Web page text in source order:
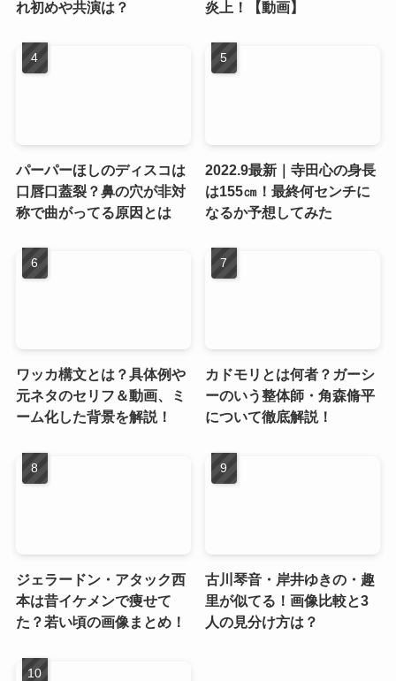
れ初めや共演は？ 炎上！【動画】
パーパーほしのディスコは
口唇口蓋裂？鼻の穴が非対
称で曲がってる原因とは
2022.9最新｜寺田心の身長
は155㎝！最終何センチに
なるか予想してみた
ワッカ構文とは？具体例や
元ネタのセリフ＆動画、ミ
ーム化した背景を解説！
カドモリとは何者？ガーシ
ーのいう整体師・角森脩平
について徹底解説！
ジェラードン・アタック西
本は昔イケメンで痩せて
た？若い頃の画像まとめ！
古川琴音・岸井ゆきの・趣
里が似てる！画像比較と3
人の見分け方は？